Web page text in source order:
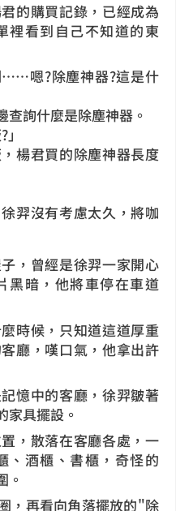
的購買記錄，已經成為
裡看到自己不知道的東
嗯?除塵神器?這是什
詢什麼是除塵神器。
楊君買的除塵神器長度
羿沒有考慮太久，將咖
，曾經是徐羿一家開心
黑暗，他將車停在車道
時候，只知道這道厚重
廳，嘆口氣，他拿出許
憶中的客廳，徐羿皺著
家具擺設。
，散落在客廳各處，一
、酒櫃、書櫃，奇怪的
。
，再看向角落擺放的"除